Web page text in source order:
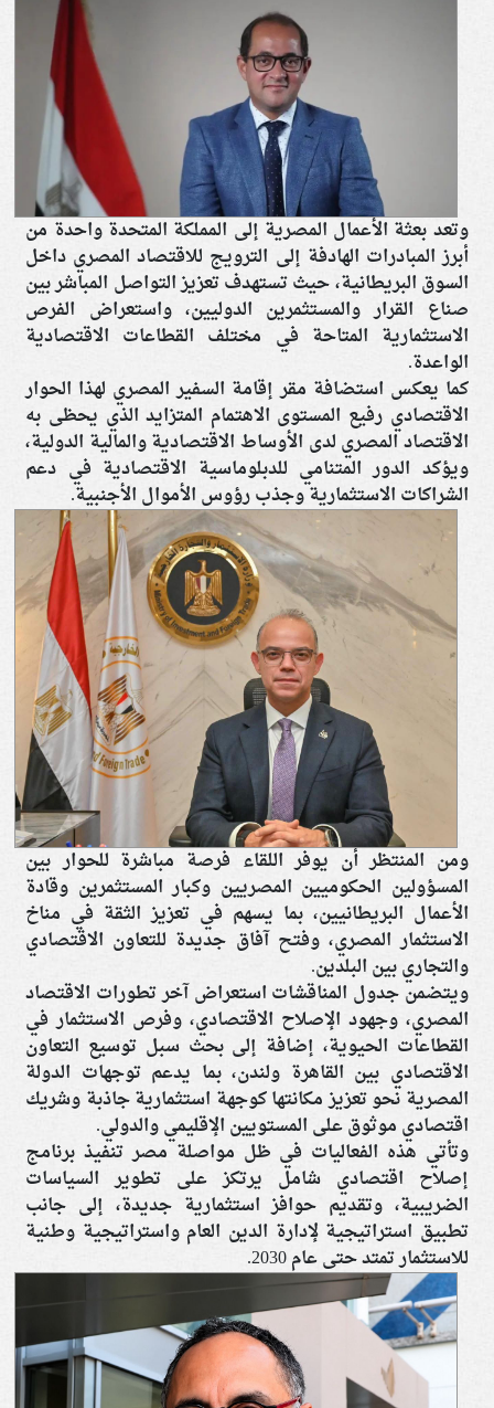
وتعد بعثة الأعمال المصرية إلى المملكة المتحدة واحدة من
أبرز المبادرات الهادفة إلى الترويج للاقتصاد المصري داخل
السوق البريطانية، حيث تستهدف تعزيز التواصل المباشر بين
صناع القرار والمستثمرين الدوليين، واستعراض الفرص
الاستثمارية المتاحة في مختلف القطاعات الاقتصادية
الواعدة.
كما يعكس استضافة مقر إقامة السفير المصري لهذا الحوار
الاقتصادي رفيع المستوى الاهتمام المتزايد الذي يحظى به
الاقتصاد المصري لدى الأوساط الاقتصادية والمالية الدولية،
ويؤكد الدور المتنامي للدبلوماسية الاقتصادية في دعم
الشراكات الاستثمارية وجذب رؤوس الأموال الأجنبية.
ومن المنتظر أن يوفر اللقاء فرصة مباشرة للحوار بين
المسؤولين الحكوميين المصريين وكبار المستثمرين وقادة
الأعمال البريطانيين، بما يسهم في تعزيز الثقة في مناخ
الاستثمار المصري، وفتح آفاق جديدة للتعاون الاقتصادي
والتجاري بين البلدين.
ويتضمن جدول المناقشات استعراض آخر تطورات الاقتصاد
المصري، وجهود الإصلاح الاقتصادي، وفرص الاستثمار في
القطاعات الحيوية، إضافة إلى بحث سبل توسيع التعاون
الاقتصادي بين القاهرة ولندن، بما يدعم توجهات الدولة
المصرية نحو تعزيز مكانتها كوجهة استثمارية جاذبة وشريك
اقتصادي موثوق على المستويين الإقليمي والدولي.
وتأتي هذه الفعاليات في ظل مواصلة مصر تنفيذ برنامج
إصلاح اقتصادي شامل يرتكز على تطوير السياسات
الضريبية، وتقديم حوافز استثمارية جديدة، إلى جانب
تطبيق استراتيجية لإدارة الدين العام واستراتيجية وطنية
للاستثمار تمتد حتى عام 2030.